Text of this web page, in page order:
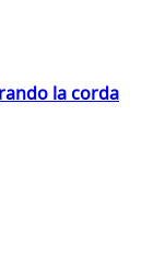
la corda